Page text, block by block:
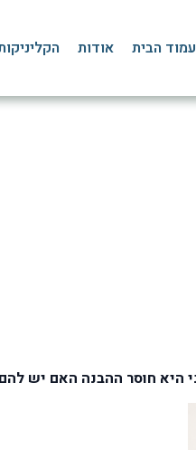
עמוד הבית אודות
היא חוסר ההבנה האם יש